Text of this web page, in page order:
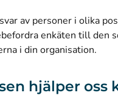
av personer i olika
enkäten till den
i din organisation.
hjälper oss